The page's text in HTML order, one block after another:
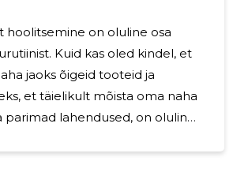
hoolitsemine on oluline osa
Kuid kas oled kindel, et
jaoks õigeid tooteid ja
et täielikult mõista oma naha
parimad lahendused, on oluline